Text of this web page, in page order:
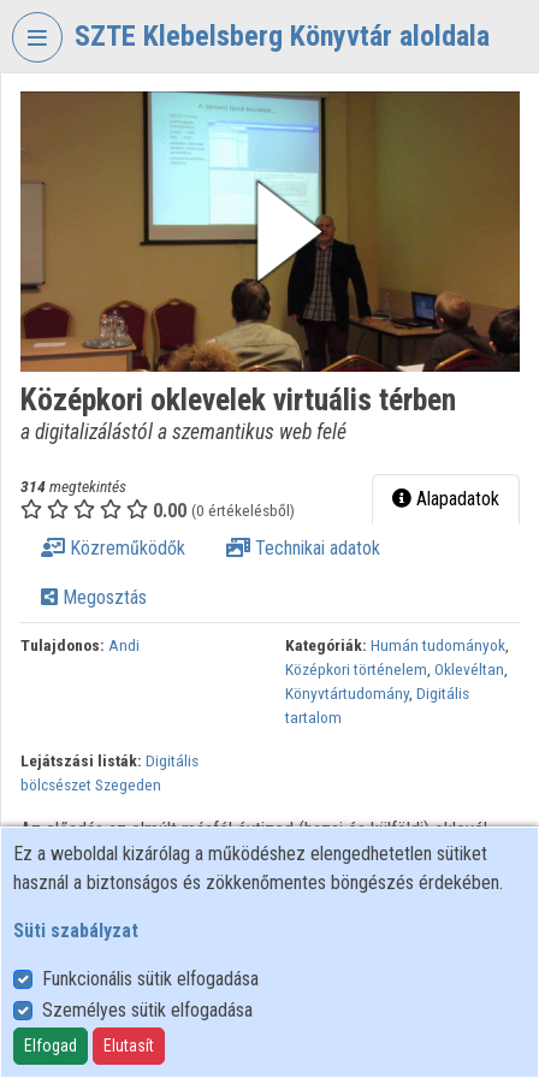
Fejléc kihagyása
SZTE Klebelsberg Könyvtár aloldala
Intézményi kezdőlap
Bejelentkezés
Kategóriák
Intézményi listák
Intézmények
Közreműködők
Középkori oklevelek virtuális térben
a digitalizálástól a szemantikus web felé
314megtekintés
0.00 (0 értékelésből) Alapadatok
Közreműködők Technikai adatok
Megosztás
Tulajdonos: Andi Kategóriák: Humán tudományok,
Középkori történelem, Oklevéltan,
Könyvtártudomány, Digitális
tartalom
Lejátszási listák: Digitális
bölcsészet Szegeden
Az előadás az elmúlt másfél évtized (hazai és külföldi) oklevél-
digitalizálási vállalkozásait (a teljesség igénye nélkül) áttekintve és
röviden értékelve tesz kísérletet az Anjou-kori oklevéltár online
regesztát tartalmazó XML-struktúrájú adatbázis mindmáig
kiaknázatlan lehetőségeket nyújt(hat) a középkorászok és más
diszciplínák kutatói számára. A szemantikus web (RDF, OWL),
valamint a tér-informatika (geo-referálás) kínálta lehetőségek felé
elmozdulva hatványozottan lehetne kiaknázni az adatbázisban
Ez a weboldal kizárólag a működéshez elengedhetetlen sütiket
használ a biztonságos és zökkenőmentes böngészés érdekében.
Süti szabályzat
Funkcionális sütik elfogadása
Személyes sütik elfogadása
Elfogad Elutasít